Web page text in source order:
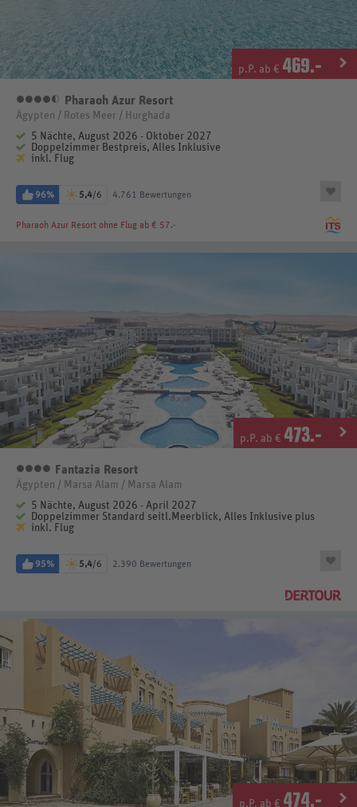
p.P. ab € 469.-
4,5 Sterne
Pharaoh Azur Resort
Ägypten / Rotes Meer / Hurghada
5 Nächte, August 2026 - Oktober 2027
Doppelzimmer Bestpreis, Alles Inklusive
inkl. Flug
96% 5,4/6 4.761 Bewertungen
Pharaoh Azur Resort ohne Flug ab € 57.-
p.P. ab € 473.-
4 Sterne
Fantazia Resort
Ägypten / Marsa Alam / Marsa Alam
5 Nächte, August 2026 - April 2027
Doppelzimmer Standard seitl.Meerblick, Alles Inklusive plus
inkl. Flug
95% 5,4/6 2.390 Bewertungen
p.P. ab € 474.-